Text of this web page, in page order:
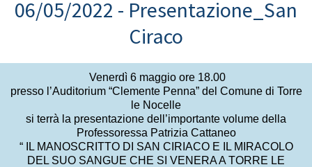
06/05/2022 - Presentazione_San
Ciraco
Venerdì 6 maggio ore 18.00
presso l’Auditorium “Clemente Penna” del Comune di Torre
le Nocelle
si terrà la presentazione dell’importante volume della
Professoressa Patrizia Cattaneo
“
IL MANOSCRITTO DI SAN CIRIACO E IL MIRACOLO
DEL SUO SANGUE CHE SI VENERA A TORRE LE